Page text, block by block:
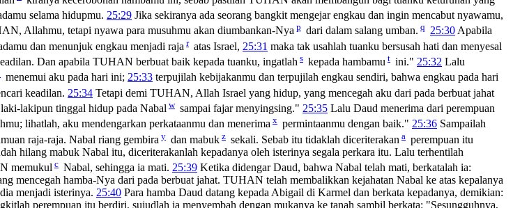
selama hidupmu. 25:29 Jika sekiranya ada seorang bangkit mengejar engkau dan ingin mencabut nyawamu,
Allahmu, tetapi nyawa para musuhmu akan diumbankan-Nya p dari dalam salang umban. q 25:30Apabila
dan menunjuk engkau menjadi raja r atas Israel, 25:31 maka tak usahlah tuanku bersusah hati dan menyesal
Dan apabila TUHAN berbuat baik kepada tuanku, ingatlah s kepada hambamu t ini." 25:32 Lalu
menemui aku pada hari ini; 25:33 terpujilah kebijakanmu dan terpujilah engkau sendiri, bahwa engkau pada hari
keadilan. 25:34 Tetapi demi TUHAN, Allah Israel yang hidup, yang mencegah aku dari pada berbuat jahat
lakipun tinggal hidup pada Nabal w sampai fajar menyingsing." 25:35 Lalu Daud menerima dari perempuan
lihatlah, aku mendengarkan perkataanmu dan menerima x permintaanmu dengan baik." 25:36 Sampailah
raja-raja. Nabal riang gembira y dan mabuk z sekali. Sebab itu tidaklah diceriterakan a perempuan itu
hilang mabuk Nabal itu, diceriterakanlah kepadanya oleh isterinya segala perkara itu. Lalu terhentilah
memukul c Nabal, sehingga ia mati. 25:39 Ketika didengar Daud, bahwa Nabal telah mati, berkatalah ia:
mencegah hamba-Nya dari pada berbuat jahat. TUHAN telah membalikkan kejahatan Nabal ke atas kepalanya
menjadi isterinya. 25:40 Para hamba Daud datang kepada Abigail di Karmel dan berkata kepadanya, demikian:
perempuan itu berdiri, sujudlah ia menyembah dengan mukanya ke tanah sambil berkata: "Sesungguhnya,